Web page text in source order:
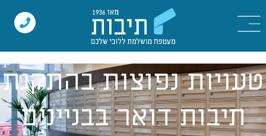
טעויות נפוצות בהתקנת
תיבות דואר בבניינים